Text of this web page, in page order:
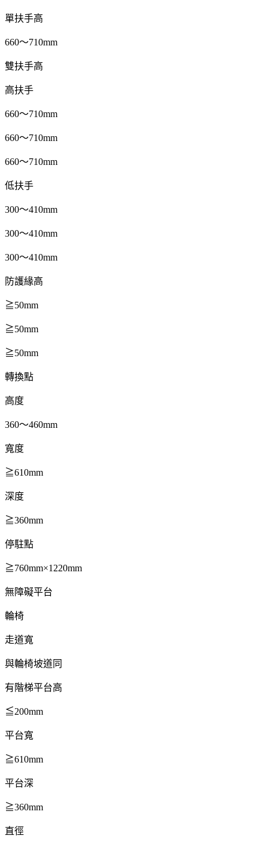
單扶手高
660～710mm
雙扶手高
高扶手
660～710mm
660～710mm
660～710mm
低扶手
300～410mm
300～410mm
300～410mm
防護緣高
≧50mm
≧50mm
≧50mm
轉換點
高度
360～460mm
寬度
≧610mm
深度
≧360mm
停駐點
≧760mm×1220mm
無障礙平台
輪椅
走道寬
與輪椅坡道同
有階梯平台高
≦200mm
平台寬
≧610mm
平台深
≧360mm
直徑